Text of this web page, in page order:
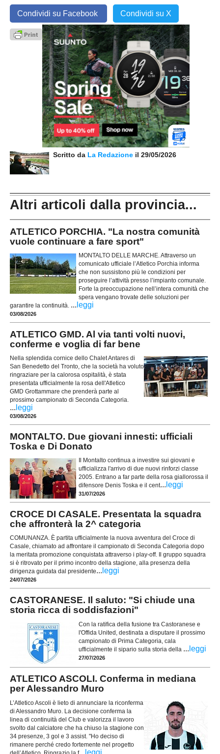
Condividi su Facebook Condividi su X
Scritto da La Redazione il 29/05/2026
Altri articoli dalla provincia...
ATLETICO PORCHIA. "La nostra comunità
vuole continuare a fare sport"
MONTALTO DELLE MARCHE. Attraverso un
comunicato ufficiale l’Atletico Porchia informa
che non sussistono più le condizioni per
proseguire l’attività presso l’impianto comunale.
Forte la preoccupazione nell’intera comunità che
spera vengano trovate delle soluzioni per
garantire la continuità. ... leggi
03/08/2026
ATLETICO GMD. Al via tanti volti nuovi,
conferme e voglia di far bene
Nella splendida cornice dello Chalet Antares di
San Benedetto del Tronto, che la società ha voluto
ringraziare per la calorosa ospitalità, è stata
presentata ufficialmente la rosa dell'Atletico
GMD Grottammare che prenderà parte al
prossimo campionato di Seconda Categoria.
... leggi
03/08/2026
MONTALTO. Due giovani innesti: ufficiali
Toska e Di Donato
Il Montalto continua a investire sui giovani e
ufficializza l'arrivo di due nuovi rinforzi classe
2005. Entrano a far parte della rosa giallorossa il
difensore Denis Toska e il cent... leggi
31/07/2026
CROCE DI CASALE. Presentata la squadra
che affronterà la 2^ categoria
COMUNANZA. È partita ufficialmente la nuova avventura del Croce di
Casale, chiamato ad affrontare il campionato di Seconda Categoria dopo
la meritata promozione conquistata attraverso i play-off. Il gruppo squadra
si è ritrovato per il primo incontro della stagione, alla presenza della
dirigenza guidata dal presidente... leggi
24/07/2026
CASTORANESE. Il saluto: "Si chiude una
storia ricca di soddisfazioni"
Con la ratifica della fusione tra Castoranese e
l'Offida United, destinata a disputare il prossimo
campionato di Prima Categoria, cala
ufficialmente il sipario sulla storia della ... leggi
27/07/2026
ATLETICO ASCOLI. Conferma in mediana
per Alessandro Muro
L’Atletico Ascoli è lieto di annunciare la riconferma
di Alessandro Muro. La decisione conferma la
linea di continuità del Club e valorizza il lavoro
svolto dal calciatore che ha chiuso la stagione con
34 presenze, 3 gol e 3 assist. "Ho deciso di
rimanere perché credo fortemente nel progetto
... leggi